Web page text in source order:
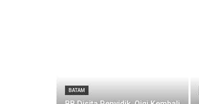
BATAM